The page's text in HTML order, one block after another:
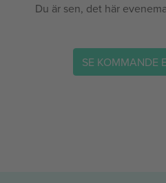
Du är sen, det här
SE KOMMANDE